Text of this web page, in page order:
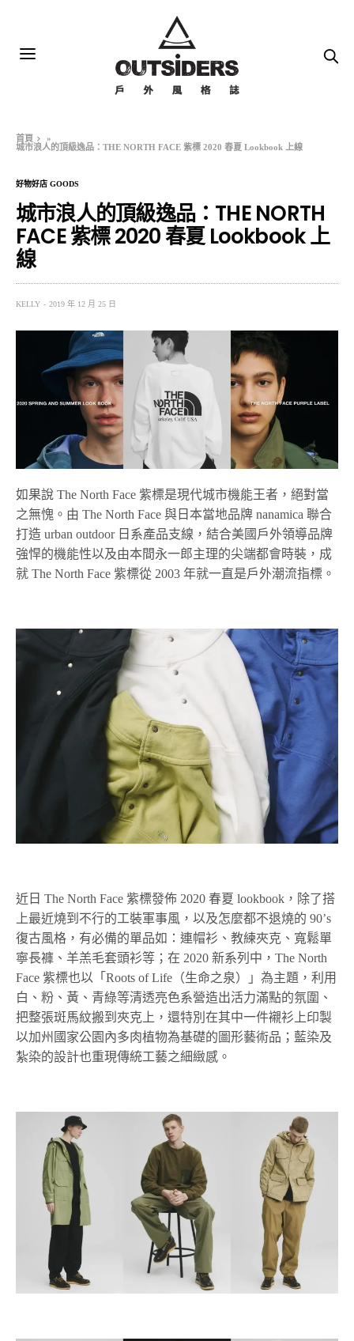
首頁
»
城市浪人的頂級逸品：THE NORTH FACE 紫標 2020 春夏 Lookbook 上線
好物好店 GOODS
城市浪人的頂級逸品：THE NORTH
FACE 紫標 2020 春夏 Lookbook 上
線
KELLY 2019 年 12 月 25 日
如果說 The North Face 紫標是現代城市機能王者，絕對當
之無愧。由 The North Face 與日本當地品牌 nanamica 聯合
打造 urban outdoor 日系產品支線，結合美國戶外領導品牌
強悍的機能性以及由本間永一郎主理的尖端都會時裝，成
就 The North Face 紫標從 2003 年就一直是戶外潮流指標。
近日 The North Face 紫標發佈 2020 春夏 lookbook，除了搭
上最近燒到不行的工裝軍事風，以及怎麼都不退燒的 90’s
復古風格，有必備的單品如：連帽衫、教練夾克、寬鬆單
寧長褲、羊羔毛套頭衫等；在 2020 新系列中，The North
Face 紫標也以「Roots of Life（生命之泉）」為主題，利用
白、粉、黃、青綠等清透亮色系營造出活力滿點的氛圍、
把整張斑馬紋搬到夾克上，還特別在其中一件襯衫上印製
以加州國家公園內多肉植物為基礎的圖形藝術品；藍染及
紮染的設計也重現傳統工藝之細緻感。